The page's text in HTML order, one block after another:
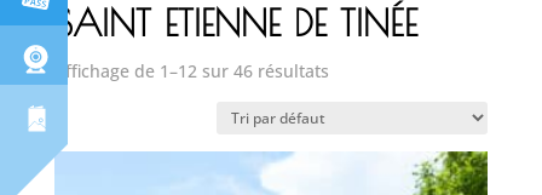
SAINT ETIENNE DE TINÉE
Affichage de 1–12 sur 46 résultats